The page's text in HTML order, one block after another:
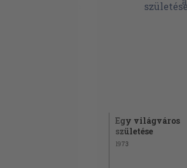
Egy világváros
születése
1973